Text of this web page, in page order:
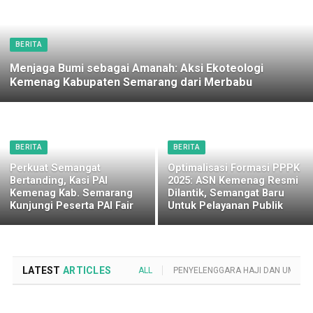
BERITA
Menjaga Bumi sebagai Amanah: Aksi Ekoteologi
Kemenag Kabupaten Semarang dari Merbabu
BERITA
Perkuat Semangat
Bertanding, Kasi PAI
Kemenag Kab. Semarang
Kunjungi Peserta PAI Fair
BERITA
Optimalisasi Formasi PPPK
2025: ASN Kemenag Resmi
Dilantik, Semangat Baru
Untuk Pelayanan Publik
LATEST ARTICLES ALL PENYELENGGARA HAJI DAN UMROH